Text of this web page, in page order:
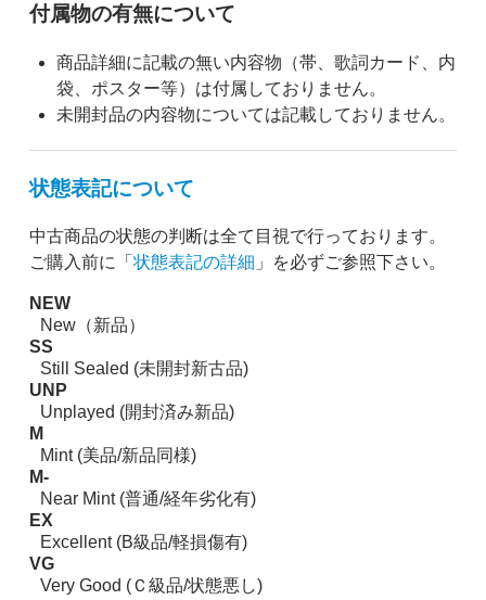
付属物の有無について
商品詳細に記載の無い内容物（帯、歌詞カード、内
袋、ポスター等）は付属しておりません。
未開封品の内容物については記載しておりません。
状態表記について
中古商品の状態の判断は全て目視で行っております。
ご購入前に「 状態表記の詳細 」を必ずご参照下さい。
NEW
New（新品）
SS
Still Sealed (未開封新古品)
UNP
Unplayed (開封済み新品)
M
Mint (美品/新品同様)
M-
Near Mint (普通/経年劣化有)
EX
Excellent (B級品/軽損傷有)
VG
Very Good (Ｃ級品/状態悪し)